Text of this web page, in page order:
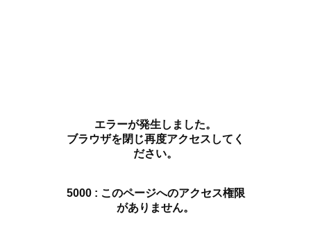
エラーが発生しました。
ブラウザを閉じ再度アクセスしてく
ださい。
5000 : このページへのアクセス権限
がありません。